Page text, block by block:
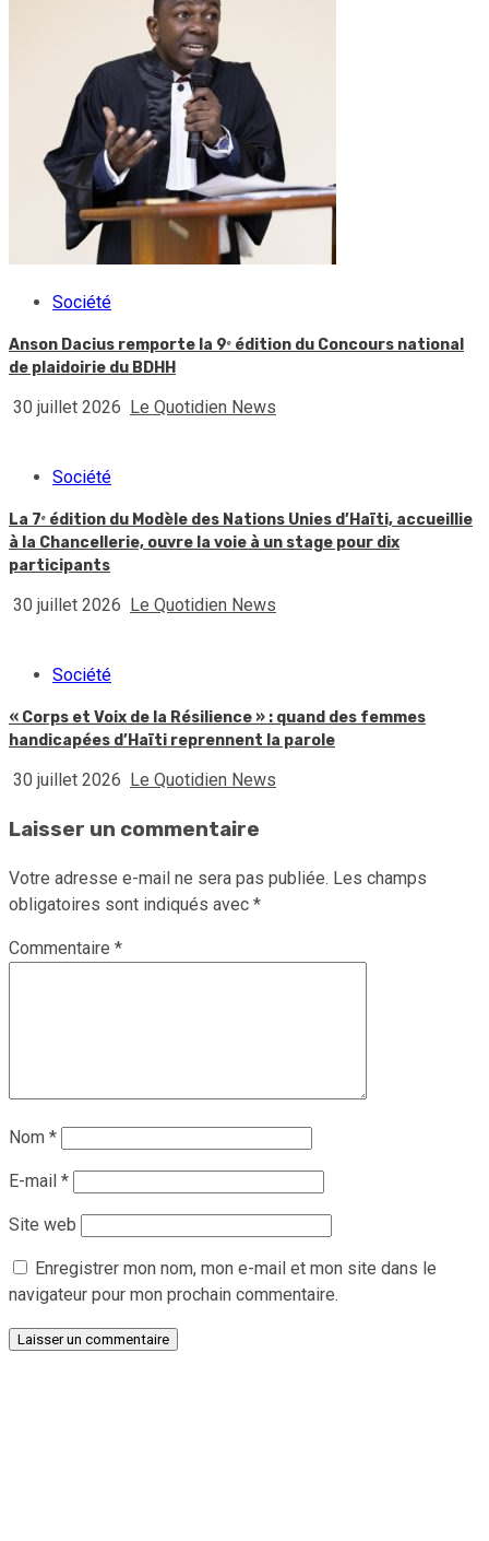
Société
Anson Dacius remporte la 9ᵉ édition du Concours national
de plaidoirie du BDHH
30 juillet 2026 Le Quotidien News
Société
La 7ᵉ édition du Modèle des Nations Unies d’Haïti, accueillie
à la Chancellerie, ouvre la voie à un stage pour dix
participants
30 juillet 2026 Le Quotidien News
Société
« Corps et Voix de la Résilience » : quand des femmes
handicapées d’Haïti reprennent la parole
30 juillet 2026 Le Quotidien News
Laisser un commentaire
Votre adresse e-mail ne sera pas publiée. Les champs
obligatoires sont indiqués avec *
Commentaire *
Nom *
E-mail *
Site web
Enregistrer mon nom, mon e-mail et mon site dans le
navigateur pour mon prochain commentaire.